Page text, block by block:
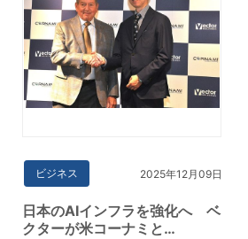
ビジネス 2025年12月09日
日本のAIインフラを強化へ ベ
クターが米コーナミと…